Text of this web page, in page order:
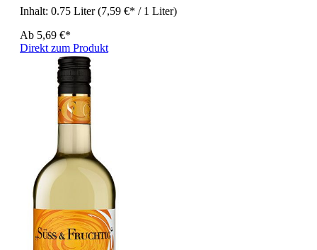
Inhalt: 0.75 Liter(7,59 €* / 1 Liter)
Ab 5,69 €*
Direkt zum Produkt